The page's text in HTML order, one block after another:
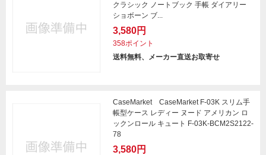
クラシック ノートブック 手帳 ダイアリー
ショボーン ブ...
3,580円
358ポイント
送料無料、メーカー直送お取寄せ
CaseMarket CaseMarket F-03K スリム手
帳型ケース レディー ヌード アメリカン ロ
ックンロール キュート F-03K-BCM2S2122-
78
3,580円